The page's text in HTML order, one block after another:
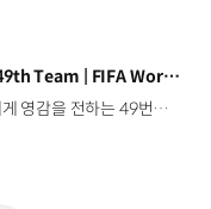
This is Inspiration | 49th Team | FIFA World Cup 2026™
전 세계를 무대로 모두에게 영감을 전하는 49번째 팀.FIFA 월드컵 2026™을 향한 여정 속, 이제 사람들의 시선은 이 어린 스타들에게 향합니다. 자세히 보기 ▶ #Kia #InspirationConnectsUsAll #49thTeam #OMBC #FIFAWorldCup2026 유튜브 쇼츠 보기 >